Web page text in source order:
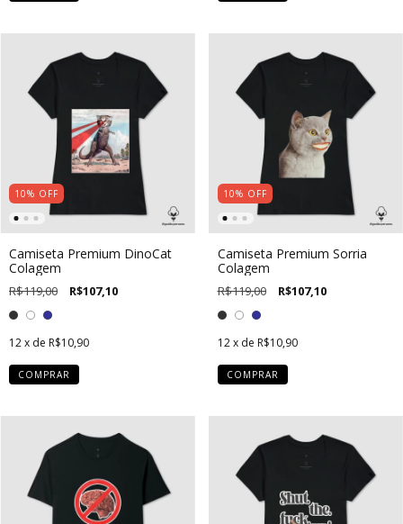
10% OFF
Camiseta Premium DinoCat
Colagem
R$119,00 R$107,10
12x de R$10,90
COMPRAR
10% OFF
Camiseta Premium Sorria
Colagem
R$119,00 R$107,10
12 x de R$10,90
COMPRAR